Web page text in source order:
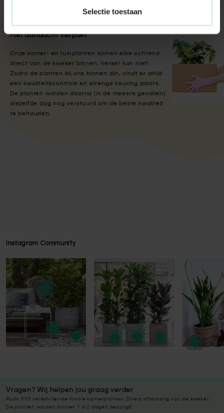
Selectie toestaan
Met aandacht verpakt
Onze kamer- en tuinplanten komen elke ochtend
direct van de kweker binnen. Verser kan niet!
Zodra de planten bij ons binnen zijn, vindt er altijd
een kwaliteitscontrole en strenge keuring plaats.
De planten worden daarna (in de meeste gevallen)
diezelfde dag nog verstuurd om de beste kwaliteit
te behouden.
Instagram Community
Press to skip carousel
Press to skip carousel
Vragen? Wij helpen jou graag verder
Ruim 500 verschillende mooie kamerplanten. Direct afkomstig van de kweker.
De planten worden binnen 1 à 2 dagen bezorgd.